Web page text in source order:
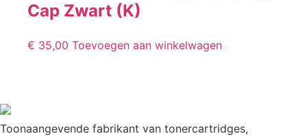
Cap Zwart (K)
€ 35,00 Toevoegen aan winkelwagen
Toonaangevende fabrikant van tonercartridges,